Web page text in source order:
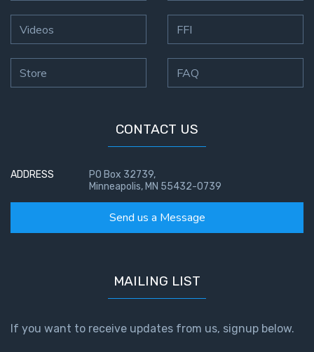
Isaiah:
of
Salvation
of
Salvation
Isaiah:
Isaiah:
Videos
Store
FFI
FAQ
CONTACT US
ADDRESS
PO Box 32739,
Minneapolis, MN 55432-0739
Send us a Message
MAILING LIST
If you want to receive updates from us, signup below.